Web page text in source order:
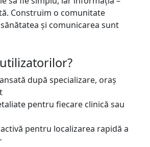
Construim o comunitate
și comunicarea sunt
după specializare, oraș
pentru fiecare clinică sau
pentru localizarea rapidă a